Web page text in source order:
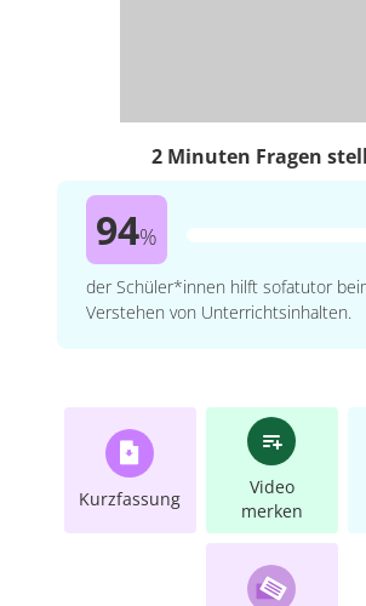
2 Minuten Fragen
94%
der Schüler*innen hilft sofatutor
Verstehen von Unterrichtsinhalten.
Kurzfassung
Video
merken